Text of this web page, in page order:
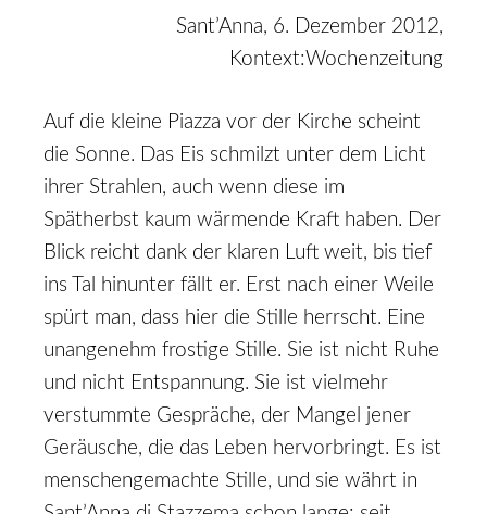
Sant’Anna, 6. Dezember 2012,
Kontext:Wochenzeitung
Auf die kleine Piazza vor der Kirche scheint
die Sonne. Das Eis schmilzt unter dem Licht
ihrer Strahlen, auch wenn diese im
Spätherbst kaum wärmende Kraft haben. Der
Blick reicht dank der klaren Luft weit, bis tief
ins Tal hinunter fällt er. Erst nach einer Weile
spürt man, dass hier die Stille herrscht. Eine
unangenehm frostige Stille. Sie ist nicht Ruhe
und nicht Entspannung. Sie ist vielmehr
verstummte Gespräche, der Mangel jener
Geräusche, die das Leben hervorbringt. Es ist
menschengemachte Stille, und sie währt in